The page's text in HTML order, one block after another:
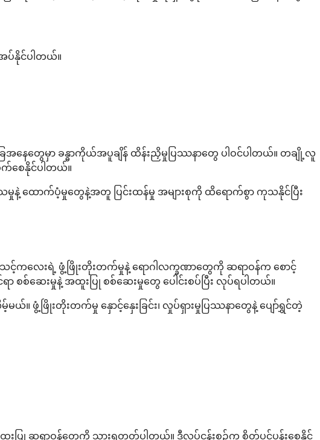
အပ်နိုင်ပါတယ်။
အနေတွေမှာ ခန္ဓာကိုယ်အပူချိန် ထိန်းညှိမှုပြဿနာတွေ ပါဝင်ပါတယ်။ တချို့လူ
ခိုက်စေနိုင်ပါတယ်။
မှုနဲ့ ထောက်ပံ့မှုတွေနဲ့အတူ ပြင်းထန်မှု အများစုကို ထိရောက်စွာ ကုသနိုင်ပြီး
ဉ်က သင့်ကလေးရဲ့ ဖွံ့ဖြိုးတိုးတက်မှုနဲ့ ရောဂါလက္ခဏာတွေကို ဆရာဝန်က စောင့်
ဆေးမှုနဲ့ အထူးပြု စစ်ဆေးမှုတွေ ပေါင်းစပ်ပြီး လုပ်ရပါတယ်။
ဖြိုးတိုးတက်မှု နှောင့်နှေးခြင်း၊ လှုပ်ရှားမှုပြဿနာတွေနဲ့ ပျော်ရွှင်တဲ့
ထူးပြု ဆရာဝန်တွေကို သွားရတတ်ပါတယ်။ ဒီလုပ်ငန်းစဉ်က စိတ်ပင်ပန်းစေနိုင်